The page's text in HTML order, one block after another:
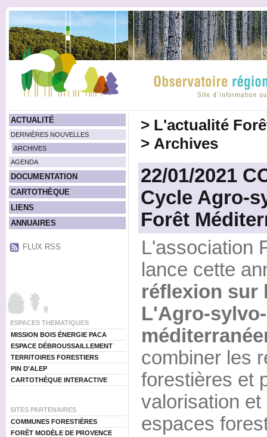
ACTUALITÉ
DERNIÈRES NOUVELLES
ARCHIVES
AGENDA
DOCUMENTATION
CARTOTHÈQUE
LIENS
ANNUAIRES
FLUX RSS
ESPACES THEMATIQUES
MISSION BOIS ÉNERGIE PACA
ESPACE DÉBROUSSAILLEMENT
TERRITOIRES FORESTIERS
PIN D'ALEP
CARTOTHÈQUE INTERACTIVE
SITES PARTENAIRES
COMMUNES FORESTIÈRES
FORÊT MODÈLE DE PROVENCE
> L'actualité
> Archives
22/01/2021
Cycle Agro-
Forêt
L'association
lance cette
réflexion sur
L'Agro-
combiner les
forestières et
valorisation
espaces